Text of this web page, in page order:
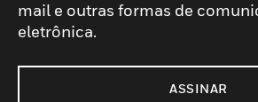
mail e outras formas de
eletrônica.
ASSINAR